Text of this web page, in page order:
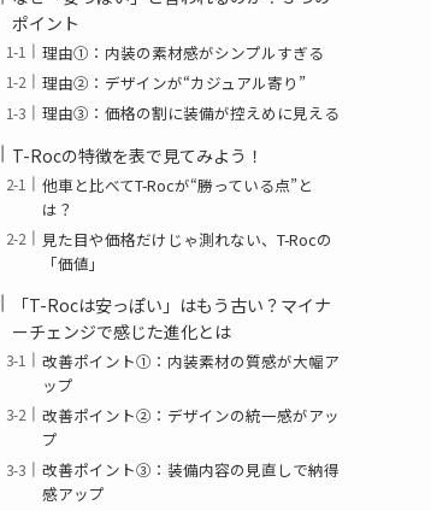
ポイント
理由①：内装の素材感がシンプルすぎる
理由②：デザインが“カジュアル寄り”
理由③：価格の割に装備が控えめに見える
T-Rocの特徴を表で見てみよう！
他車と比べてT-Rocが“勝っている点”と
は？
見た目や価格だけじゃ測れない、T-Rocの
「価値」
「T-Rocは安っぽい」はもう古い？マイナ
ーチェンジで感じた進化とは
改善ポイント①：内装素材の質感が大幅ア
ップ
改善ポイント②：デザインの統一感がアッ
プ
改善ポイント③：装備内容の見直しで納得
感アップ